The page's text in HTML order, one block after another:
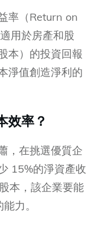
率（Return on
用於房產和股
本）的投資回報
淨值創造淨利的
效率？
，在挑選優質企
15%的淨資產收
本，該企業要能
力。